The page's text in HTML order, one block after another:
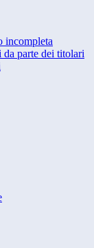
incompleta
parte dei titolari